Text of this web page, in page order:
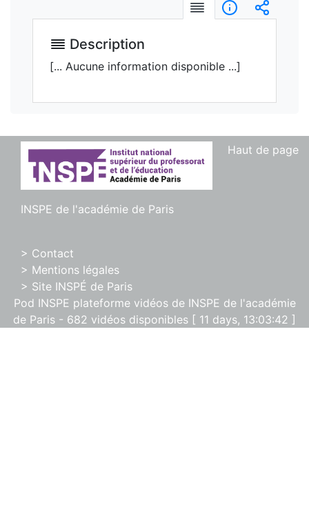
DescriptionInformations
Description
[... Aucune information disponible ...]
Haut de page
INSPE de l'académie de Paris
> Contact
> Mentions légales
> Site INSPÉ de Paris
Pod INSPE plateforme vidéos de INSPE de l'académie
de Paris - 682 vidéos disponibles [ 11 days, 13:03:42 ]